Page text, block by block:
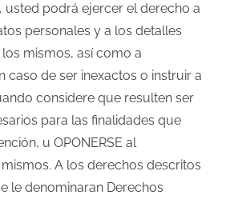
usted podrá ejercer el derecho a
personales y a los detalles
mismos, así como a
caso de ser inexactos o instruir a
considere que resulten ser
para las finalidades que
u OPONERSE al
A los derechos descritos
le denominaran Derechos